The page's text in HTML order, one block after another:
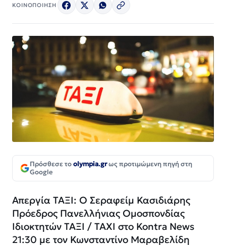
ΚΟΙΝΟΠΟΙΗΣΗ
Πρόσθεσε τοolympia.grως προτιμώμενη πηγή στη
Google
Απεργία ΤΑΞΙ: Ο Σεραφείμ Κασιδιάρης
Πρόεδρος Πανελλήνιας Ομοσπονδίας
Ιδιοκτητών ΤΑΞΙ / TAXI στο Kontra News
21:30 με τον Κωνσταντίνο Μαραβελίδη